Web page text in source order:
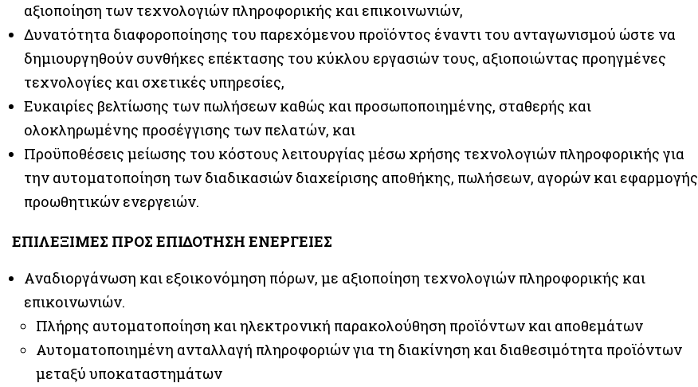
αξιοποίηση των τεχνολογιών πληροφορικής και επικοινωνιών,
Δυνατότητα διαφοροποίησης του παρεχόμενου προϊόντος έναντι του ανταγωνισμού ώστε να
δημιουργηθούν συνθήκες επέκτασης του κύκλου εργασιών τους, αξιοποιώντας προηγμένες
τεχνολογίες και σχετικές υπηρεσίες,
Ευκαιρίες βελτίωσης των πωλήσεων καθώς και προσωποποιημένης, σταθερής και
ολοκληρωμένης προσέγγισης των πελατών, και
Προϋποθέσεις μείωσης του κόστους λειτουργίας μέσω χρήσης τεχνολογιών πληροφορικής για
την αυτοματοποίηση των διαδικασιών διαχείρισης αποθήκης, πωλήσεων, αγορών και εφαρμογής
προωθητικών ενεργειών.
ΕΠΙΛΕΞΙΜΕΣ ΠΡΟΣ ΕΠΙΔΟΤΗΣΗ ΕΝΕΡΓΕΙΕΣ
Αναδιοργάνωση και εξοικονόμηση πόρων, με αξιοποίηση τεχνολογιών πληροφορικής και
επικοινωνιών.
Πλήρης αυτοματοποίηση και ηλεκτρονική παρακολούθηση προϊόντων και αποθεμάτων
Αυτοματοποιημένη ανταλλαγή πληροφοριών για τη διακίνηση και διαθεσιμότητα προϊόντων
μεταξύ υποκαταστημάτων